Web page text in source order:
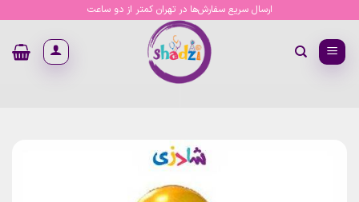
content
ارسال سریع سفارش‌ها در تهران کمتر از دو ساعت